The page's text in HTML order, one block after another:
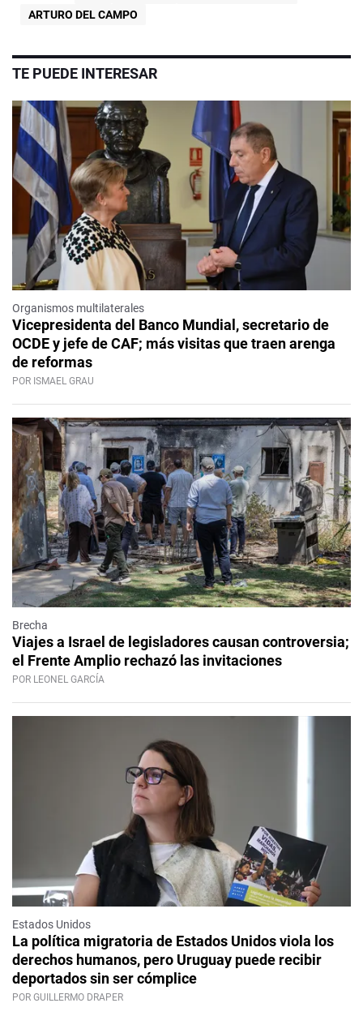
ARTURO DEL CAMPO
TE PUEDE INTERESAR
Organismos multilaterales
Vicepresidenta del Banco Mundial, secretario de
OCDE y jefe de CAF; más visitas que traen arenga
de reformas
POR ISMAEL GRAU
Brecha
Viajes a Israel de legisladores causan controversia;
el Frente Amplio rechazó las invitaciones
POR LEONEL GARCÍA
Estados Unidos
La política migratoria de Estados Unidos viola los
derechos humanos, pero Uruguay puede recibir
deportados sin ser cómplice
POR GUILLERMO DRAPER